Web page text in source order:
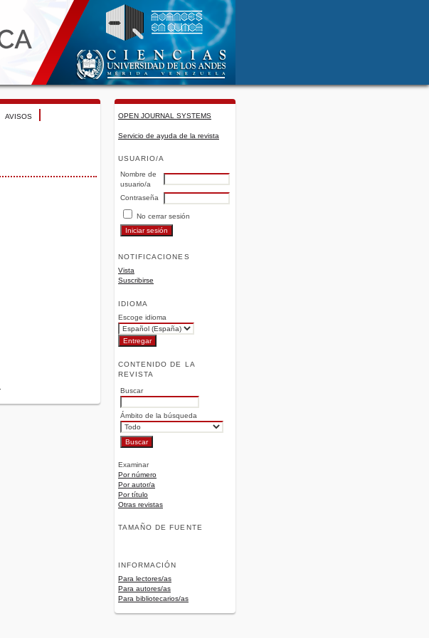
OPEN JOURNAL SYSTEMS
Servicio de ayuda de la revista
USUARIO/A
Nombre de
usuario/a
Contraseña
No cerrar sesión
NOTIFICACIONES
Vista
Suscribirse
IDIOMA
Escoge idioma
CONTENIDO DE LA
REVISTA
Buscar
Ámbito de la búsqueda
Examinar
Por número
Por autor/a
Por título
Otras revistas
TAMAÑO DE FUENTE
INFORMACIÓN
Para lectores/as
Para autores/as
Para bibliotecarios/as
AVISOS